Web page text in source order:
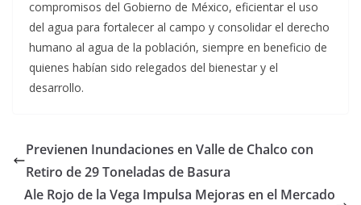
compromisos del Gobierno de México, eficientar el uso
del agua para fortalecer al campo y consolidar el derecho
humano al agua de la población, siempre en beneficio de
quienes habían sido relegados del bienestar y el
desarrollo.
Previenen Inundaciones en Valle de Chalco con
Retiro de 29 Toneladas de Basura
Ale Rojo de la Vega Impulsa Mejoras en el Mercado